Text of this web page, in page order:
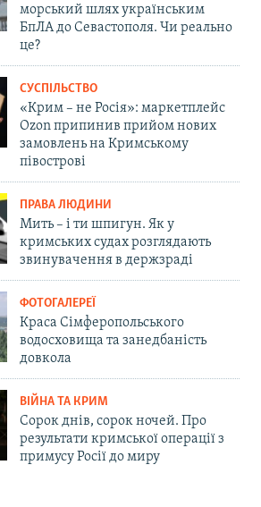
морський шлях українським
БпЛА до Севастополя. Чи реально
це?
СУСПІЛЬСТВО
«Крим – не Росія»: маркетплейс
Ozon припинив прийом нових
замовлень на Кримському
півострові
ПРАВА ЛЮДИНИ
Мить – і ти шпигун. Як у
кримських судах розглядають
звинувачення в держзраді
ФОТОГАЛЕРЕЇ
Краса Сімферопольського
водосховища та занедбаність
довкола
ВІЙНА ТА КРИМ
Сорок днів, сорок ночей. Про
результати кримської операції з
примусу Росії до миру